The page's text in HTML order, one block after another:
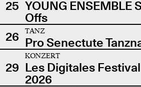
25 YOUNG ENSEMBLE
Offs
26
TANZ
Pro Senectute
29
KONZERT
Les Digitales Festival
2026